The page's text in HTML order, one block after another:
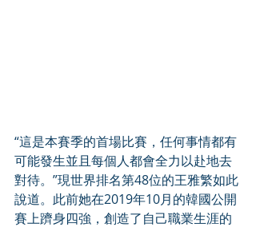
“這是本賽季的首場比賽，任何事情都有
可能發生並且每個人都會全力以赴地去
對待。”現世界排名第48位的王雅繁如此
說道。此前她在2019年10月的韓國公開
賽上躋身四強，創造了自己職業生涯的